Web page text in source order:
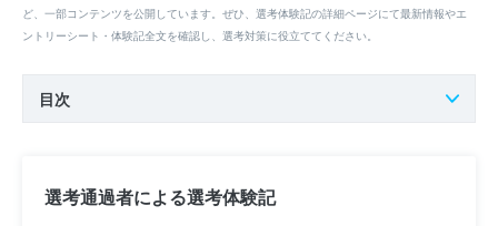
ど、一部コンテンツを公開しています。ぜひ、選考体験記の詳細ページにて最新情報やエ
ントリーシート・体験記全文を確認し、選考対策に役立ててください。
目次
選考通過者による選考体験記